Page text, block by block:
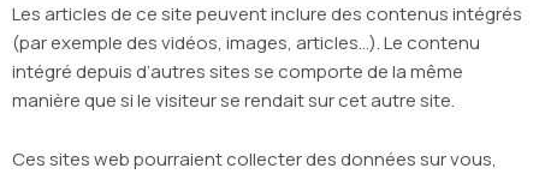
Les articles de ce site peuvent inclure des contenus intégrés
(par exemple des vidéos, images, articles…). Le contenu
intégré depuis d’autres sites se comporte de la même
manière que si le visiteur se rendait sur cet autre site.
Ces sites web pourraient collecter des données sur vous,